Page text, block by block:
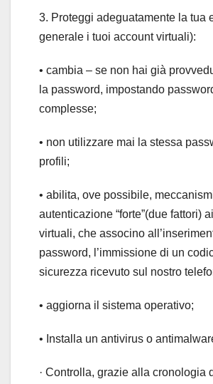
3. Proteggi adeguatamente la tua
generale i tuoi account virtuali):
• cambia – se non hai già
la password, impostando
complesse;
• non utilizzare mai la stessa
profili;
• abilita, ove possibile,
autenticazione “forte”(due fattori)
virtuali, che associno
password, l’immissione di un
sicurezza ricevuto sul nostro
• aggiorna il sistema operativo;
• Installa un antivirus o
· Controlla, grazie alla cronologia